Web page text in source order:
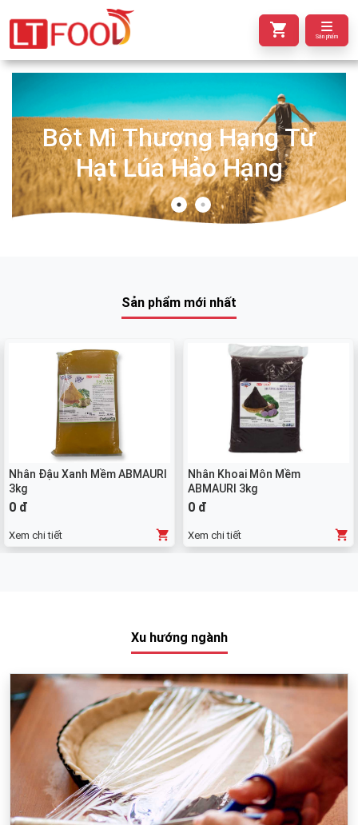
Sản phẩm
Bột Mì Thượng Hạng Từ
Hạt Lúa Hảo Hạng
Sản phẩm mới nhất
Nhân Đậu Xanh Mềm ABMAURI
3kg
0 đ
Xem chi tiết
Nhân Khoai Môn Mềm
ABMAURI 3kg
0 đ
Xem chi tiết
Xu hướng ngành